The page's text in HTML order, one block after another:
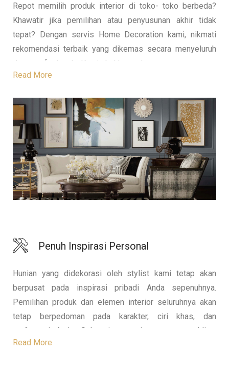
Repot memilih produk interior di toko- toko berbeda?
Khawatir jika pemilihan atau penyusunan akhir tidak
tepat? Dengan servis Home Decoration kami, nikmati
rekomendasi terbaik yang dikemas secara menyeluruh
dan profesional. Kami bahkan akan menata secara
langsung on-the-spot supaya klien benar- benar puas
Read More
Penuh Inspirasi Personal
Hunian yang didekorasi oleh stylist kami tetap akan
berpusat pada inspirasi pribadi Anda sepenuhnya.
Pemilihan produk dan elemen interior seluruhnya akan
tetap berpedoman pada karakter, ciri khas, dan
preferensi Anda. Sebagai perpanjangan tangan klien,
kami tetap memberikan kuasa dan respek penuh kepada
Read More